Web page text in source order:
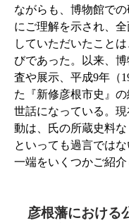
ながらも、博物館で
にご理解を示され、
していただいたこと
びであった。以来、
査や展示、平成9年（
た『新修彦根市史』
世話になっている。
動は、氏の所蔵史料
といっても過言では
一端をいくつかご紹介
彦根藩における